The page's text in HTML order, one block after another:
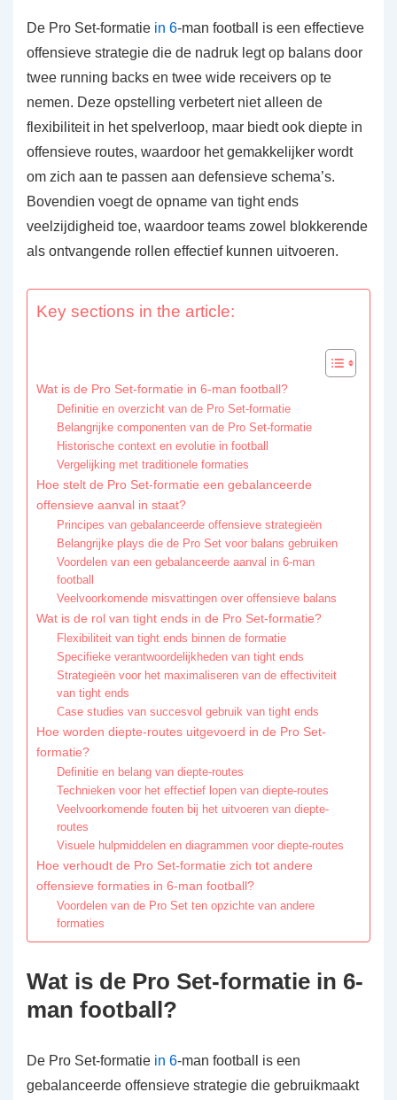
De Pro Set-formatie in 6-man football is een effectieve
offensieve strategie die de nadruk legt op balans door
twee running backs en twee wide receivers op te
nemen. Deze opstelling verbetert niet alleen de
flexibiliteit in het spelverloop, maar biedt ook diepte in
offensieve routes, waardoor het gemakkelijker wordt
om zich aan te passen aan defensieve schema’s.
Bovendien voegt de opname van tight ends
veelzijdigheid toe, waardoor teams zowel blokkerende
als ontvangende rollen effectief kunnen uitvoeren.
Key sections in the article:
Wat is de Pro Set-formatie in 6-man football?
Definitie en overzicht van de Pro Set-formatie
Belangrijke componenten van de Pro Set-formatie
Historische context en evolutie in football
Vergelijking met traditionele formaties
Hoe stelt de Pro Set-formatie een gebalanceerde
offensieve aanval in staat?
Principes van gebalanceerde offensieve strategieën
Belangrijke plays die de Pro Set voor balans gebruiken
Voordelen van een gebalanceerde aanval in 6-man
football
Veelvoorkomende misvattingen over offensieve balans
Wat is de rol van tight ends in de Pro Set-formatie?
Flexibiliteit van tight ends binnen de formatie
Specifieke verantwoordelijkheden van tight ends
Strategieën voor het maximaliseren van de effectiviteit
van tight ends
Case studies van succesvol gebruik van tight ends
Hoe worden diepte-routes uitgevoerd in de Pro Set-
formatie?
Definitie en belang van diepte-routes
Technieken voor het effectief lopen van diepte-routes
Veelvoorkomende fouten bij het uitvoeren van diepte-
routes
Visuele hulpmiddelen en diagrammen voor diepte-routes
Hoe verhoudt de Pro Set-formatie zich tot andere
offensieve formaties in 6-man football?
Voordelen van de Pro Set ten opzichte van andere
formaties
Wat is de Pro Set-formatie in 6-
man football?
De Pro Set-formatie in 6-man football is een
gebalanceerde offensieve strategie die gebruikmaakt